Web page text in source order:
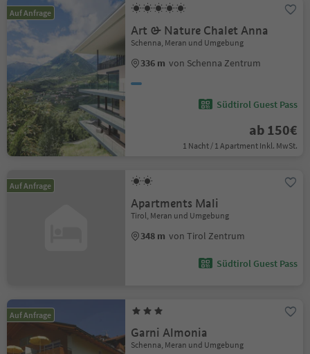
Auf Anfrage
Art & Nature Chalet Anna
Schenna, Meran und Umgebung
336 m von Schenna Zentrum
Südtirol Guest Pass
ab 150€
1 Nacht / 1 Apartment Inkl. MwSt.
Auf Anfrage
Apartments Mali
Tirol, Meran und Umgebung
348 m von Tirol Zentrum
Südtirol Guest Pass
Auf Anfrage
Garni Almonia
Schenna, Meran und Umgebung